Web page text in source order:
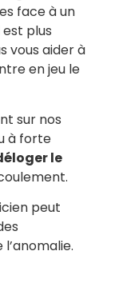
face à un
plus
vous aider à
en jeu le
sur nos
à forte
le
peut